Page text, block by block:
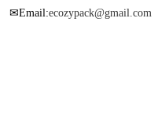
✉Email:ecozypack@gmail.com